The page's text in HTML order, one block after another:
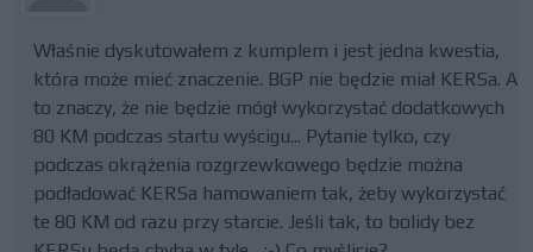
Właśnie dyskutowałem z kumplem i jest jedna kwestia,
która może mieć znaczenie. BGP nie będzie miał KERSa. A
to znaczy, że nie będzie mógł wykorzystać dodatkowych
80 KM podczas startu wyścigu... Pytanie tylko, czy
podczas okrążenia rozgrzewkowego będzie można
podładować KERSa hamowaniem tak, żeby wykorzystać
te 80 KM od razu przy starcie. Jeśli tak, to bolidy bez